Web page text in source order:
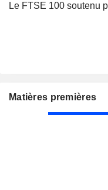
Le FTSE 100 soutenu
Matières premières